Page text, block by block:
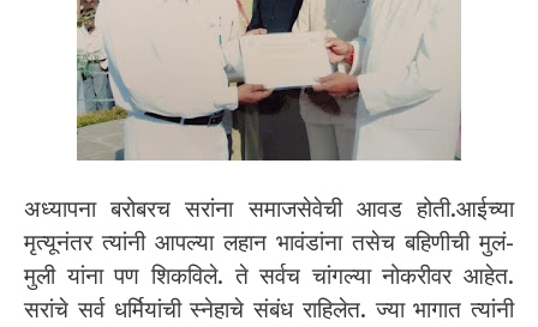
अध्यापना बरोबरच सरांना समाजसेवेची आवड होती.आईच्या
मृत्यूनंतर त्यांनी आपल्या लहान भावंडांना तसेच बहिणीची मुलं-
मुली यांना पण शिकविले. ते सर्वच चांगल्या नोकरीवर आहेत.
सरांचे सर्व धर्मियांची स्नेहाचे संबंध राहिलेत. ज्या भागात त्यांनी